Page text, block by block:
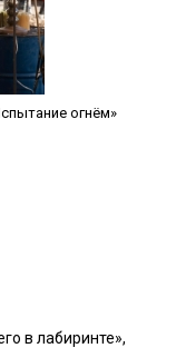
огнём»
в лабиринте»,